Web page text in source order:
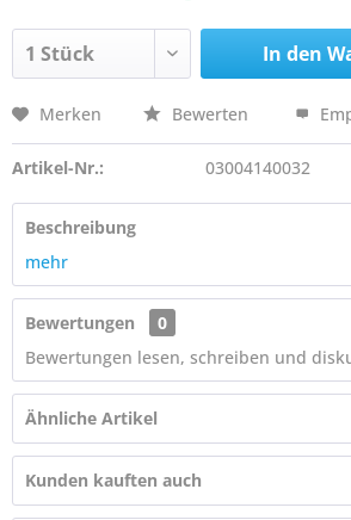
In den
Merken Bewerten
Artikel-Nr.: 03004140032
Beschreibung
mehr
Bewertungen
0
Bewertungen lesen, schreiben und
Ähnliche Artikel
Kunden kauften auch